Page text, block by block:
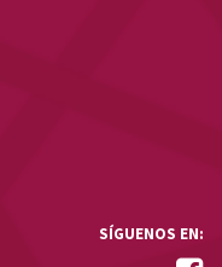
SÍGUENOS EN: